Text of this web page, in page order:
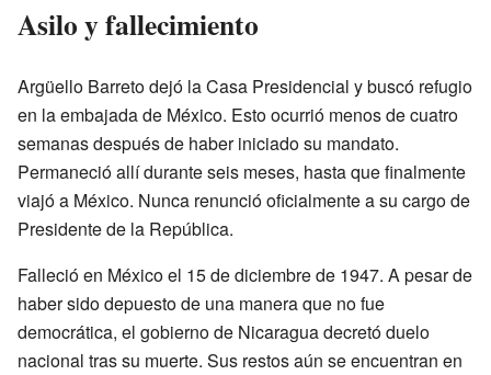
Asilo y fallecimiento
Argüello Barreto dejó la Casa Presidencial y buscó refugio
en la embajada de México. Esto ocurrió menos de cuatro
semanas después de haber iniciado su mandato.
Permaneció allí durante seis meses, hasta que finalmente
viajó a México. Nunca renunció oficialmente a su cargo de
Presidente de la República.
Falleció en México el 15 de diciembre de 1947. A pesar de
haber sido depuesto de una manera que no fue
democrática, el gobierno de Nicaragua decretó duelo
nacional tras su muerte. Sus restos aún se encuentran en